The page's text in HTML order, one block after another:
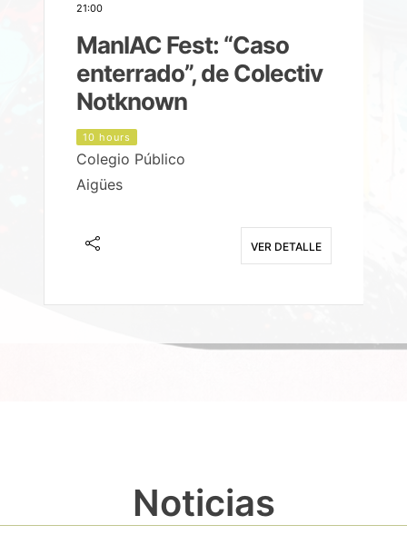
21:00
ManIAC Fest: “Caso
enterrado”, de Colectiv
Notknown
10 hours
Colegio Público
Aigües
VER DETALLE
Noticias